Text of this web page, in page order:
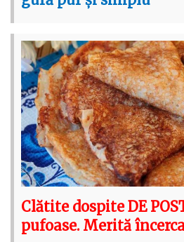
Clătite dospite DE
pufoase. Merită